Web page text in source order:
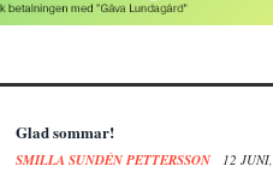
Glad sommar!
SMILLA SUNDÉN PETTERSSON
12 JUNI,